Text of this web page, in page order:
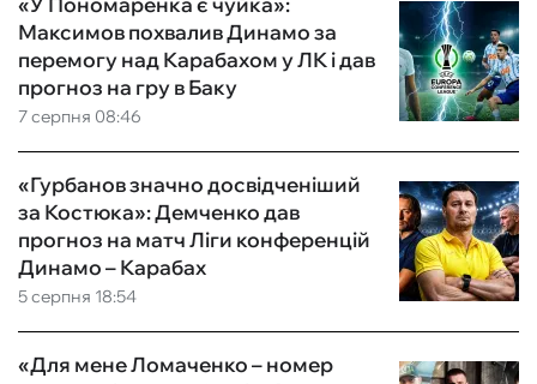
7 серпня 08:46
Максимов похвалив Динамо за
перемогу над Карабахом у ЛК і дав
прогноз на гру в Баку
5 серпня 18:54
«Гурбанов значно досвідченіший
за Костюка»: Демченко дав
прогноз на матч Ліги конференцій
Динамо – Карабах
«Для мене Ломаченко – номер